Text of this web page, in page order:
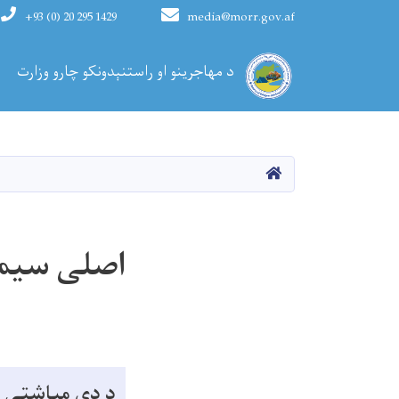
د مهاجرینو او راستنېدونکو چارو وزارت
media@morr.gov.af
+93 (0) 20 295 1429
Main navigation
کورپاڼه
اصلی